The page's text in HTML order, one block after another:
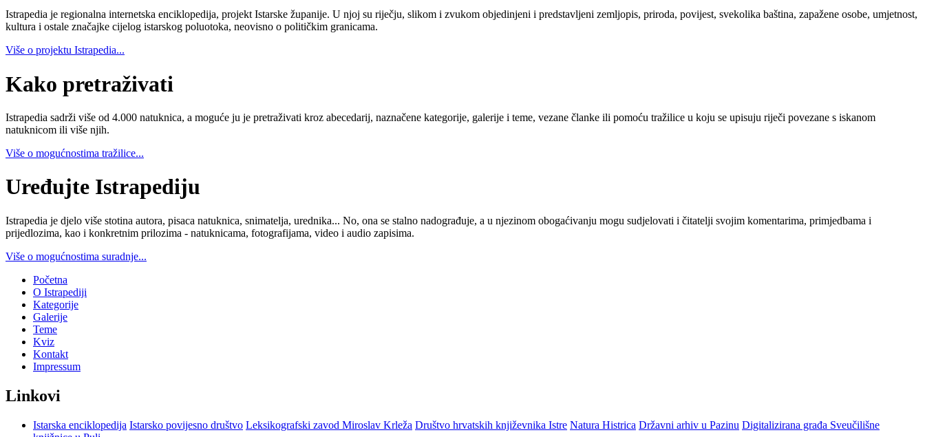
Istrapedia je regionalna internetska enciklopedija, projekt Istarske županije. U njoj su riječju, slikom i zvukom objedinjeni i predstavljeni zemljopis, priroda, povijest, svekolika baština, zapažene osobe, umjetnost,
kultura i ostale značajke cijelog istarskog poluotoka, neovisno o političkim granicama.
Više o projektu Istrapedia...
Kako pretraživati
Istrapedia sadrži više od 4.000 natuknica, a moguće ju je pretraživati kroz abecedarij, naznačene kategorije, galerije i teme, vezane članke ili pomoću tražilice u koju se upisuju riječi povezane s iskanom
natuknicom ili više njih.
Više o mogućnostima tražilice...
Uređujte Istrapediju
Istrapedia je djelo više stotina autora, pisaca natuknica, snimatelja, urednika... No, ona se stalno nadograđuje, a u njezinom obogaćivanju mogu sudjelovati i čitatelji svojim komentarima, primjedbama i
prijedlozima, kao i konkretnim prilozima - natuknicama, fotografijama, video i audio zapisima.
Više o mogućnostima suradnje...
Početna
O Istrapediji
Kategorije
Galerije
Teme
Kviz
Kontakt
Impressum
Linkovi
Istarska enciklopedija Istarsko povijesno društvo Leksikografski zavod Miroslav Krleža Društvo hrvatskih književnika Istre Natura Histrica Državni arhiv u Pazinu Digitalizirana građa Sveučilišne